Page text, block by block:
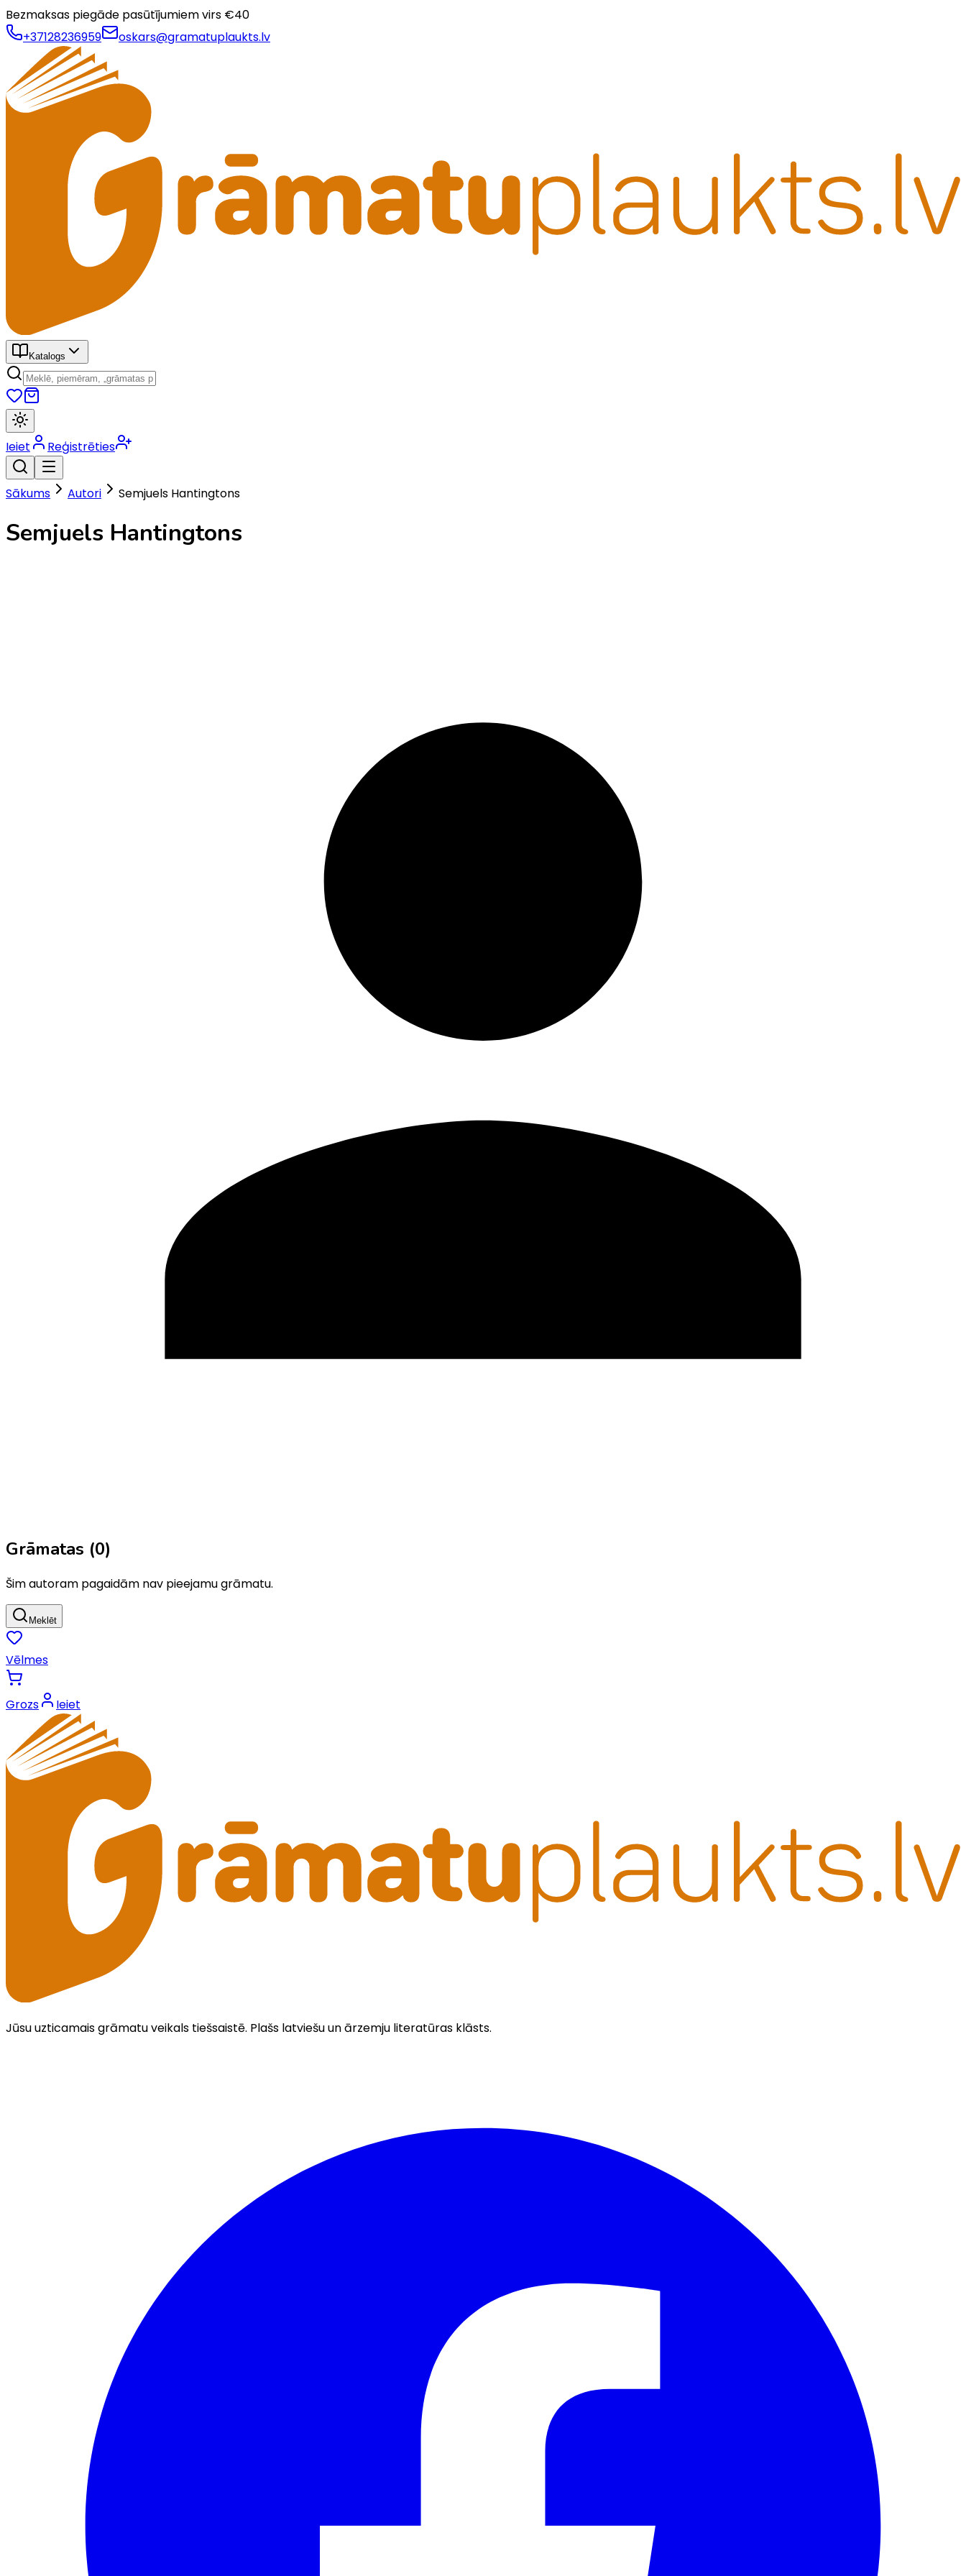
Bezmaksas piegāde pasūtījumiem virs €40
+37128236959
oskars@gramatuplaukts.lv
Katalogs
Ieiet Reģistrēties
Sākums Autori Semjuels Hantingtons
Semjuels Hantingtons
Grāmatas (0)
Šim autoram pagaidām nav pieejamu grāmatu.
Meklēt
Vēlmes
Grozs Ieiet
Jūsu uzticamais grāmatu veikals tiešsaistē. Plašs latviešu un ārzemju literatūras klāsts.